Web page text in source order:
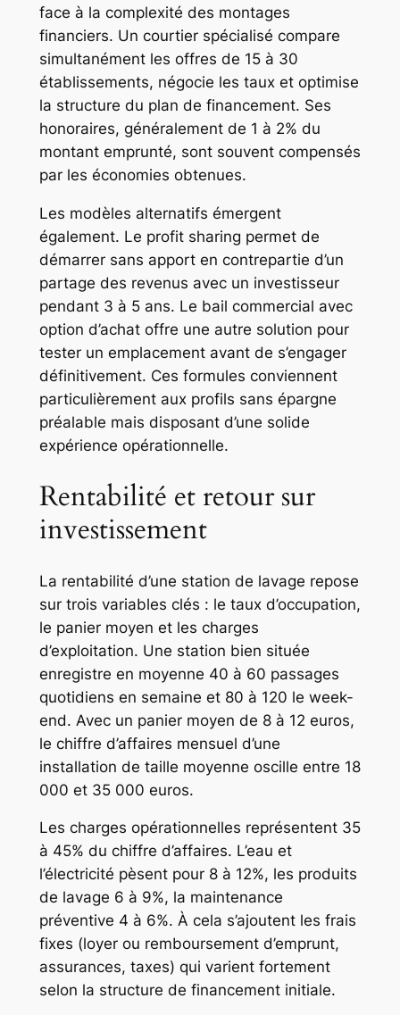
face à la complexité des montages
financiers. Un courtier spécialisé compare
simultanément les offres de 15 à 30
établissements, négocie les taux et optimise
la structure du plan de financement. Ses
honoraires, généralement de 1 à 2% du
montant emprunté, sont souvent compensés
par les économies obtenues.
Les modèles alternatifs émergent
également. Le profit sharing permet de
démarrer sans apport en contrepartie d’un
partage des revenus avec un investisseur
pendant 3 à 5 ans. Le bail commercial avec
option d’achat offre une autre solution pour
tester un emplacement avant de s’engager
définitivement. Ces formules conviennent
particulièrement aux profils sans épargne
préalable mais disposant d’une solide
expérience opérationnelle.
Rentabilité et retour sur
investissement
La rentabilité d’une station de lavage repose
sur trois variables clés : le taux d’occupation,
le panier moyen et les charges
d’exploitation. Une station bien située
enregistre en moyenne 40 à 60 passages
quotidiens en semaine et 80 à 120 le week-
end. Avec un panier moyen de 8 à 12 euros,
le chiffre d’affaires mensuel d’une
installation de taille moyenne oscille entre 18
000 et 35 000 euros.
Les charges opérationnelles représentent 35
à 45% du chiffre d’affaires. L’eau et
l’électricité pèsent pour 8 à 12%, les produits
de lavage 6 à 9%, la maintenance
préventive 4 à 6%. À cela s’ajoutent les frais
fixes (loyer ou remboursement d’emprunt,
assurances, taxes) qui varient fortement
selon la structure de financement initiale.